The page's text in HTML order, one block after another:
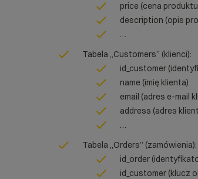
price (cena
description (opis
…
Tabela „Customers” (klienci):
id_customer
name (imię klienta)
email (adres e-mail
address (adres
…
Tabela „Orders” (zamówienia):
id_order
id_customer (klucz